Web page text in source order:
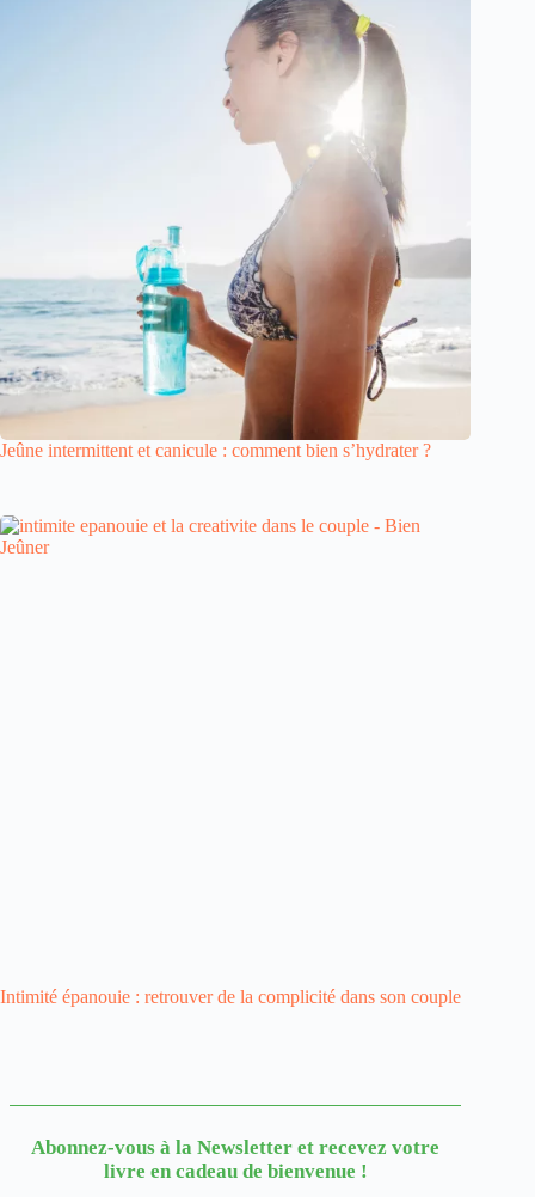
Jeûne intermittent et canicule : comment bien s’hydrater ?
Intimité épanouie : retrouver de la complicité dans son couple
Abonnez-vous à la Newsletter et recevez votre
livre en cadeau de bienvenue !